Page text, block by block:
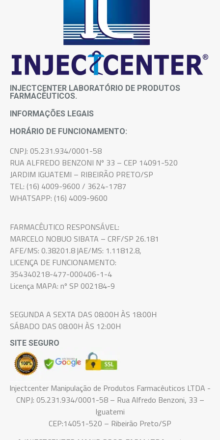
INJECTCENTER LABORATÓRIO DE PRODUTOS
FARMACÊUTICOS.
INFORMAÇÕES LEGAIS
HORÁRIO DE FUNCIONAMENTO:
CNPJ: 05.231.934/0001-58
RUA ALFREDO BENZONI Nº 33 – CEP 14091-520
JARDIM IGUATEMI – RIBEIRÃO PRETO/SP
TEL: (16) 4009-9600 / 3624-1787
WHATSAPP: (16) 4009-9600
FARMACÊUTICO RESPONSÁVEL:
MARCELO NOBUO SIBATA – CRF/SP 26.181
AFE/MS: 0.38201.8 |AE/MS: 1.11812.8,
LICENÇA DE FUNCIONAMENTO:
354340218-477-000406-1-4
Licença MAPA: nº SP 002184-9
SEGUNDA A SEXTA DAS 08:00H ÀS 18:00H
SÁBADO DAS 08:00H ÀS 12:00H
SITE SEGURO
Injectcenter Manipulação de Produtos Farmacêuticos LTDA -
CNPJ: 05.231.934/0001-58 – Rua Alfredo Benzoni, 33 –
Iguatemi
CEP:14051-520 – Ribeirão Preto/SP